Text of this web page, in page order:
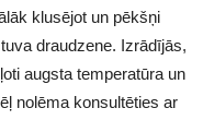
klusējot un pēkšņi
draudzene. Izrādījās,
augsta temperatūra un
nolēma konsultēties ar